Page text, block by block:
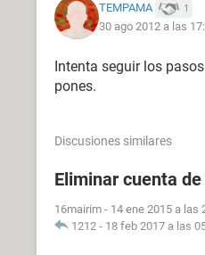
TEMPAMA 1
30 ago 2012 a las
Intenta seguir los
pones.
Discusiones similares
Eliminar cuenta
16mairim - 14 ene 2015 a las
1212 - 18 feb 2017 a las